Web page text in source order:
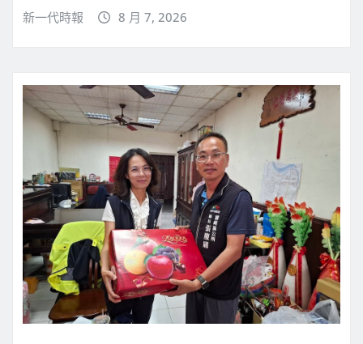
新一代時報 8 月 7, 2026